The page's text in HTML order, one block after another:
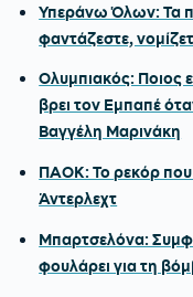
Υπεράνω Όλων: Τα
φαντάζεστε,
Ολυμπιακός: Ποιος
βρει τον Εμπαπέ
Βαγγέλη Μαρινάκη
ΠΑΟΚ: Το ρεκόρ που
Άντερλεχτ
Μπαρτσελόνα:
φουλάρει για τη